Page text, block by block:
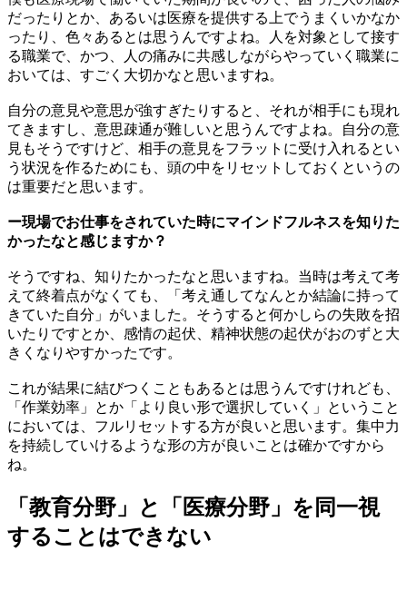
だったりとか、あるいは医療を提供する上でうまくいかなか
ったり、色々あるとは思うんですよね。人を対象として接す
る職業で、かつ、人の痛みに共感しながらやっていく職業に
おいては、すごく大切かなと思いますね。
自分の意見や意思が強すぎたりすると、それが相手にも現れ
てきますし、意思疎通が難しいと思うんですよね。自分の意
見もそうですけど、相手の意見をフラットに受け入れるとい
う状況を作るためにも、頭の中をリセットしておくというの
は重要だと思います。
ー現場でお仕事をされていた時にマインドフルネスを知りた
かったなと感じますか？
そうですね、知りたかったなと思いますね。当時は考えて考
えて終着点がなくても、「考え通してなんとか結論に持って
きていた自分」がいました。そうすると何かしらの失敗を招
いたりですとか、感情の起伏、精神状態の起伏がおのずと大
きくなりやすかったです。
これが結果に結びつくこともあるとは思うんですけれども、
「作業効率」とか「より良い形で選択していく」ということ
においては、フルリセットする方が良いと思います。集中力
を持続していけるような形の方が良いことは確かですから
ね。
「教育分野」と「医療分野」を同一視
することはできない